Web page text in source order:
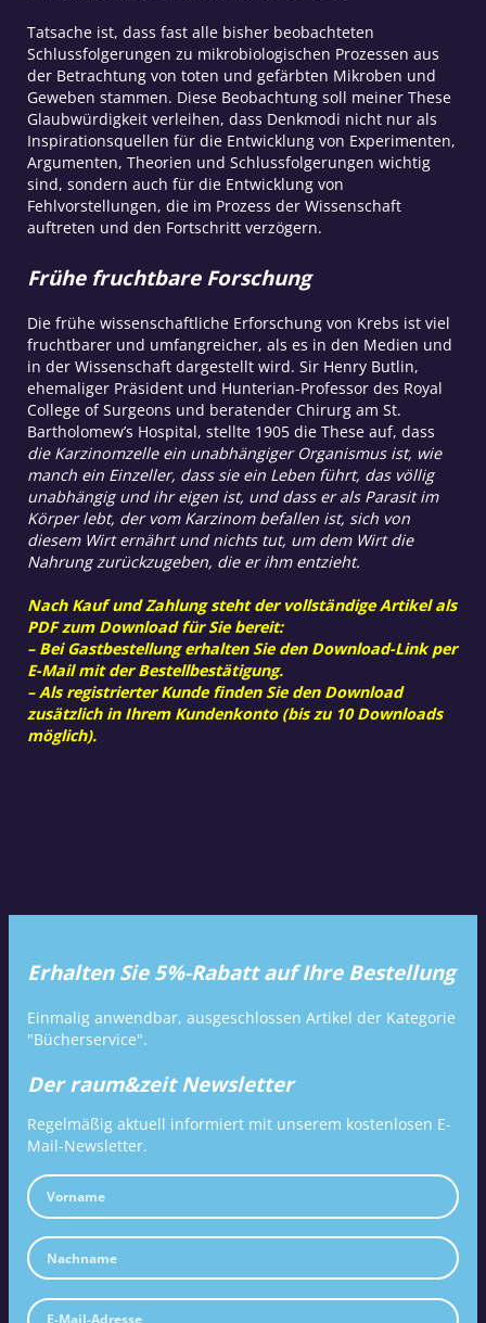
Tatsache ist, dass fast alle bisher beobachteten
Schlussfolgerungen zu mikrobiologischen Prozessen aus
der Betrachtung von toten und gefärbten Mikroben und
Geweben stammen. Diese Beobachtung soll meiner These
Glaubwürdigkeit verleihen, dass Denkmodi nicht nur als
Inspirationsquellen für die Entwicklung von Experimenten,
Argumenten, Theorien und Schlussfolgerungen wichtig
sind, sondern auch für die Entwicklung von
Fehlvorstellungen, die im Prozess der Wissenschaft
auftreten und den Fortschritt verzögern.
Frühe fruchtbare Forschung
Die frühe wissenschaftliche Erforschung von Krebs ist viel
fruchtbarer und umfangreicher, als es in den Medien und
in der Wissenschaft dargestellt wird. Sir Henry Butlin,
ehemaliger Präsident und Hunterian-Professor des Royal
College of Surgeons und beratender Chirurg am St.
Bartholomew’s Hospital, stellte 1905 die These auf, dass
die Karzinomzelle ein unabhängiger Organismus ist, wie
manch ein Einzeller, dass sie ein Leben führt, das völlig
unabhängig und ihr eigen ist, und dass er als Parasit im
Körper lebt, der vom Karzinom befallen ist, sich von
diesem Wirt ernährt und nichts tut, um dem Wirt die
Nahrung zurückzugeben, die er ihm entzieht.
Nach Kauf und Zahlung steht der vollständige Artikel als
PDF zum Download für Sie bereit:
– Bei Gastbestellung erhalten Sie den Download-Link per
E-Mail mit der Bestellbestätigung.
– Als registrierter Kunde finden Sie den Download
zusätzlich in Ihrem Kundenkonto (bis zu 10 Downloads
möglich).
Erhalten Sie 5%-Rabatt auf Ihre Bestellung
Einmalig anwendbar, ausgeschlossen Artikel der Kategorie
"Bücherservice".
Der raum&zeit Newsletter
Regelmäßig aktuell informiert mit unserem kostenlosen E-
Mail-Newsletter.